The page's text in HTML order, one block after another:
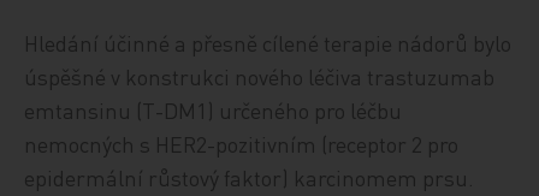
Hledání účinné a přesně cílené terapie nádorů bylo
úspěšné v konstrukci nového léčiva trastuzumab
emtansinu (T-DM1) určeného pro léčbu
nemocných s HER2-pozitivním (receptor 2 pro
epidermální růstový faktor) karcinomem prsu.